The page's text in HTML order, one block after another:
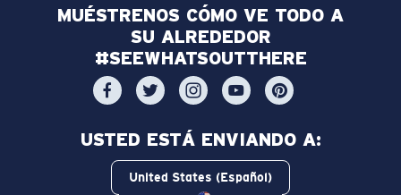
MUÉSTRENOS CÓMO VE TODO A
SU ALREDEDOR
#SEEWHATSOUTTHERE
USTED ESTÁ ENVIANDO A:
United States (Español)